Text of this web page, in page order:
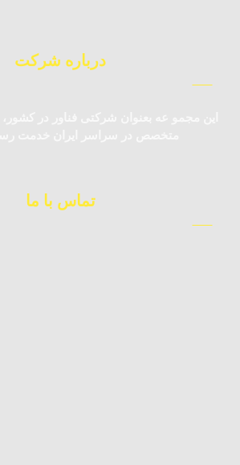
درباره شرکت
این مجمو عه بعنوان شرکتی فناور در
تماس با ما